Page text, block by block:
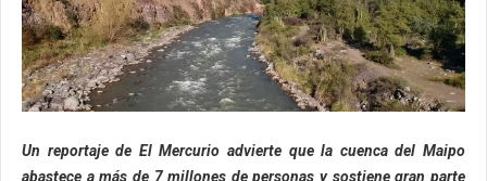
Un reportaje de El Mercurio advierte que la cuenca del Maipo
abastece a más de 7 millones de personas y sostiene gran parte